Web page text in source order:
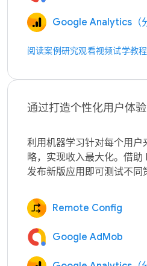
Google Analytics（
阅读案例研究观看视频试学教程
通过打造个性化用户体
利用机器学习针对每个用户
略，实现收入最大化。借
Remote Config
Google AdMob